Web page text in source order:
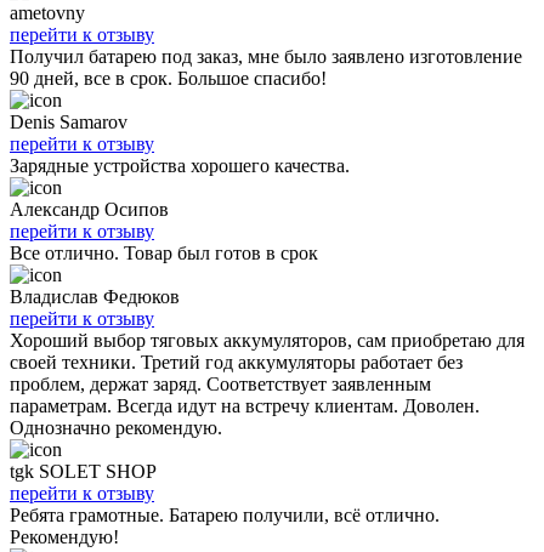
ametovny
перейти к отзыву
Получил батарею под заказ, мне было заявлено изготовление
90 дней, все в срок. Большое спасибо!
Denis Samarov
перейти к отзыву
Зарядные устройства хорошего качества.
Александр Осипов
перейти к отзыву
Все отлично. Товар был готов в срок
Владислав Федюков
перейти к отзыву
Хороший выбор тяговых аккумуляторов, сам приобретаю для
своей техники. Третий год аккумуляторы работает без
проблем, держат заряд. Соответствует заявленным
параметрам. Всегда идут на встречу клиентам. Доволен.
Однозначно рекомендую.
tgk SOLET SHOP
перейти к отзыву
Ребята грамотные. Батарею получили, всё отлично.
Рекомендую!